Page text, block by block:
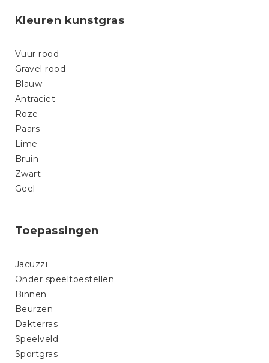
Kleuren kunstgras
Vuur rood
Gravel rood
Blauw
Antraciet
Roze
Paars
Lime
Bruin
Zwart
Geel
Toepassingen
Jacuzzi
Onder speeltoestellen
Binnen
Beurzen
Dakterras
Speelveld
Sportgras